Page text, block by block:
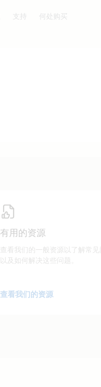
支持 何处购买
有用的资源
查看我们的一般资源以了解常见
以及如何解决这些问题。
查看我们的资源